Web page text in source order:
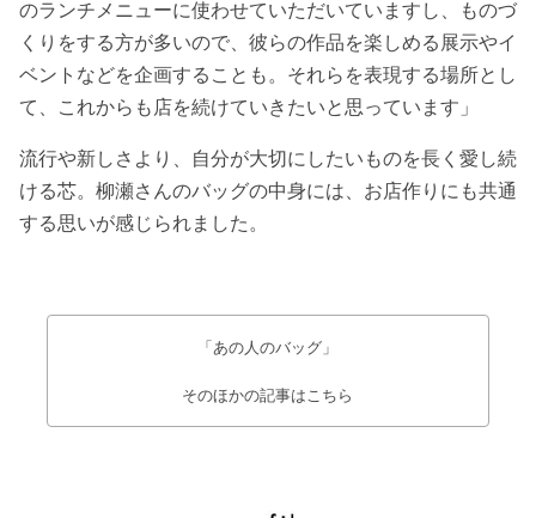
のランチメニューに使わせていただいていますし、ものづ
くりをする方が多いので、彼らの作品を楽しめる展示やイ
ベントなどを企画することも。それらを表現する場所とし
て、これからも店を続けていきたいと思っています」
流行や新しさより、自分が大切にしたいものを長く愛し続
ける芯。柳瀬さんのバッグの中身には、お店作りにも共通
する思いが感じられました。
「あの人のバッグ」
そのほかの記事はこちら